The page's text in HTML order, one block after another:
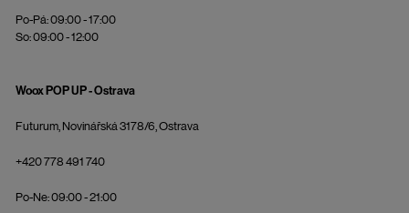
Po-Pá: 09:00 - 17:00
So: 09:00 - 12:00
Woox POP UP - Ostrava
Futurum, Novinářská 3178/6, Ostrava
+420 778 491 740
Po-Ne: 09:00 - 21:00